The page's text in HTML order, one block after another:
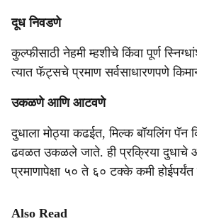
दूध निवडणे
कुल्फीसाठी नेहमी म्हशीचे किंवा पूर्ण
त्यात फॅट्सचे प्रमाण सर्वसाधारणपणे
उकळणे आणि आटवणे
दुधाला मोठ्या कढईत, मिल्क बॉयलिंग पॅन
ढवळत उकळले जाते. ही प्रक्रिया दुधाचे
प्रमाणापेक्षा ५० ते ६० टक्के कमी होईपर्यंत
Also Read